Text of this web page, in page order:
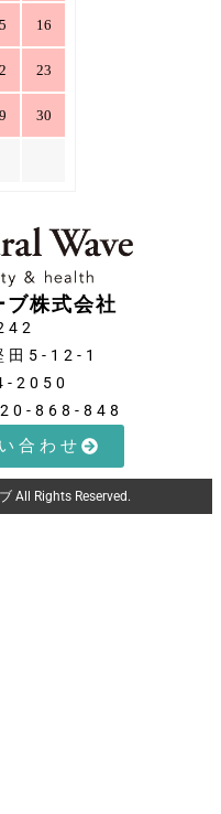
ブ株式会社
田5-12-1
2050
868-848
合わせ
16
23
30
All Rights Reserved.